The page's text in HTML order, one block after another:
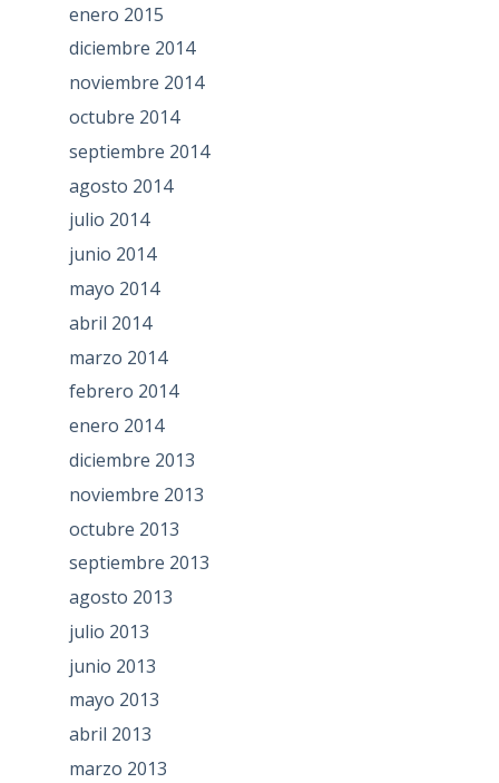
enero 2015
diciembre 2014
noviembre 2014
octubre 2014
septiembre 2014
agosto 2014
julio 2014
junio 2014
mayo 2014
abril 2014
marzo 2014
febrero 2014
enero 2014
diciembre 2013
noviembre 2013
octubre 2013
septiembre 2013
agosto 2013
julio 2013
junio 2013
mayo 2013
abril 2013
marzo 2013